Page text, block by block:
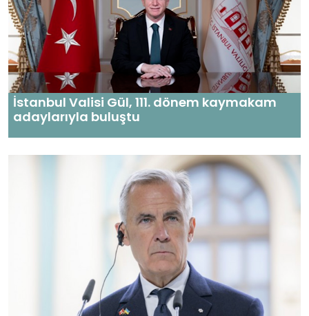
İstanbul Valisi Gül, 111. dönem kaymakam
adaylarıyla buluştu